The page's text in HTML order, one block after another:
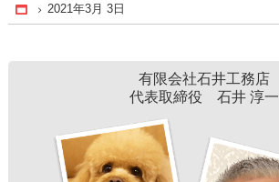
Home
2021年3月 3日
有限会社石井工務店
代表取締役 石井 淳一